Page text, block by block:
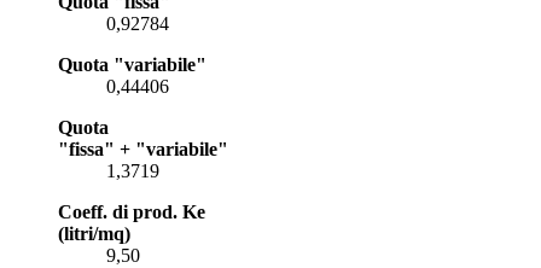
0,92784
Quota "variabile"
0,44406
Quota
"fissa" + "variabile"
1,3719
Coeff. di prod. Ke
(litri/mq)
9,50